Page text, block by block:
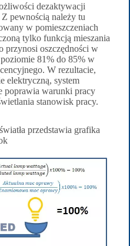
dezaktywacji
pewnością należy tu
w pomieszczeniach
tylko funkcją mieszania
przynosi oszczędności w
81% do 85% w
W rezultacie,
elektryczną, system
poprawia warunki pracy
stanowisk pracy.
przedstawia grafika